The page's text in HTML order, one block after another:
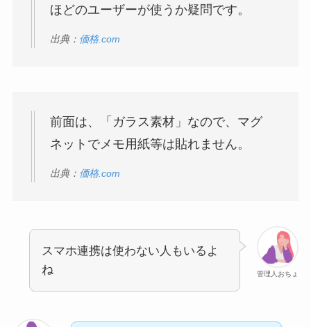
ほどのユーザーが使うか疑問です。
出典： 価格.com
前面は、「ガラス素材」なので、マグ
ネットでメモ用紙等は貼れません。
出典： 価格.com
管理人おちょ
スマホ連携は使わない人もいるよ
ね